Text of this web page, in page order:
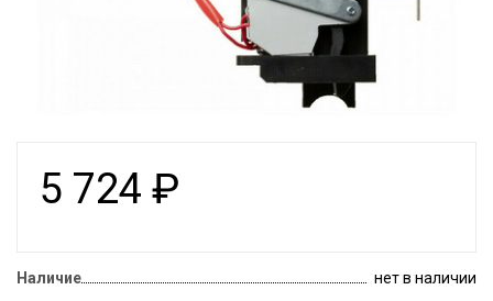
5 724 ₽
Наличие
нет в наличии